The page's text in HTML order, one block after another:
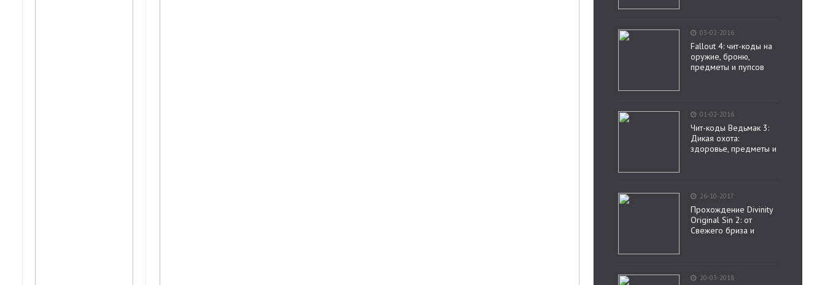
03-02-2016
Fallout 4: чит-коды на
оружие, броню,
предметы и пупсов
01-02-2016
Чит-коды Ведьмак 3:
Дикая охота:
здоровье, предметы и
26-10-2017
Прохождение Divinity
Original Sin 2: от
Свежего бриза и
20-03-2018